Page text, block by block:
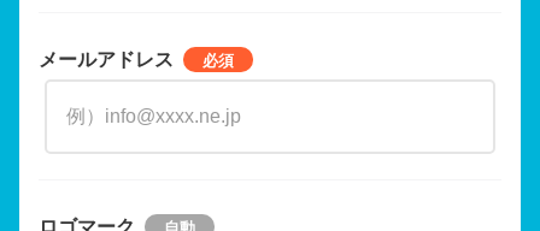
メールアドレス
ロゴマーク